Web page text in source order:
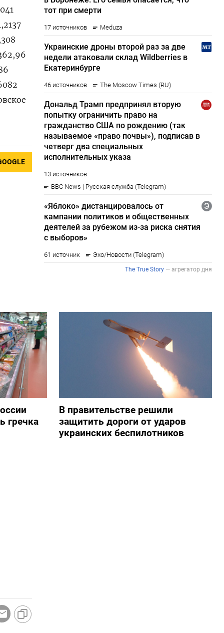
гречка
В правительстве решили
защитить дороги от ударов
украинских беспилотников